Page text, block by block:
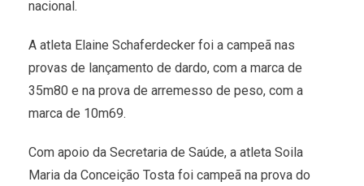
nacional.
A atleta Elaine Schaferdecker foi a campeã nas
provas de lançamento de dardo, com a marca de
35m80 e na prova de arremesso de peso, com a
marca de 10m69.
Com apoio da Secretaria de Saúde, a atleta Soila
Maria da Conceição Tosta foi campeã na prova do